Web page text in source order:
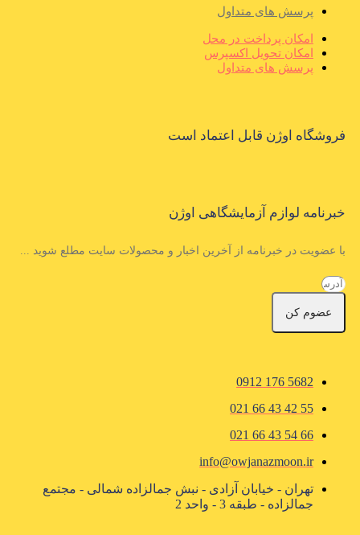
پرسش های متداول
امکان پرداخت در محل
امکان تحویل اکسپرس
پرسش های متداول
فروشگاه اوژن قابل اعتماد است
خبرنامه لوازم آزمایشگاهی اوژن
با عضویت در خبرنامه از آخرین اخبار و محصولات سایت مطلع شوید ...
عضوم کن
5682 176 0912
55 42 43 66 021
66 54 43 66 021
info@owjanazmoon.ir
تهران - خیابان آزادی - نبش جمالزاده شمالی - مجتمع
جمالزاده - طبقه 3 - واحد 2